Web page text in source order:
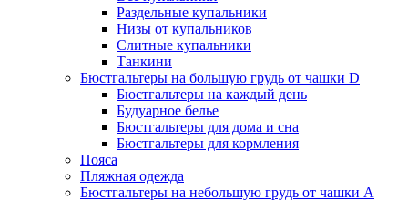
Раздельные купальники
Низы от купальников
Слитные купальники
Танкини
Бюстгальтеры на большую грудь от чашки D
Бюстгальтеры на каждый день
Будуарное белье
Бюстгальтеры для дома и сна
Бюстгальтеры для кормления
Пояса
Пляжная одежда
Бюстгальтеры на небольшую грудь от чашки А